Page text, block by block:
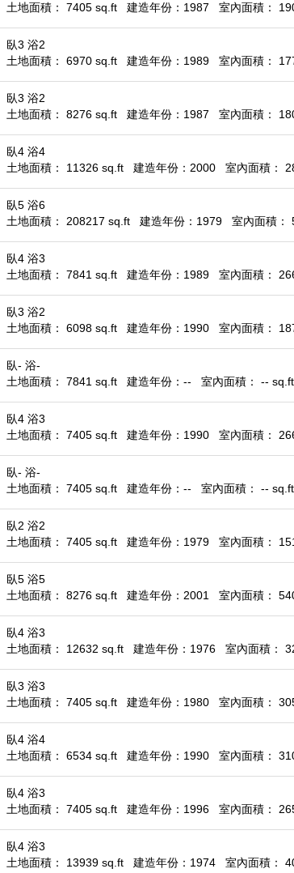
土地面積： 7405 sq.ft
建造年份：1987 室內面積：
臥3 浴2
土地面積： 6970 sq.ft
建造年份：1989 室內面積：
臥3 浴2
土地面積： 8276 sq.ft
建造年份：1987 室內面積：
臥4 浴4
土地面積： 11326 sq.ft
建造年份：2000 室內面積：
臥5 浴6
土地面積： 208217 sq.ft
建造年份：1979 室內面積：
臥4 浴3
土地面積： 7841 sq.ft
建造年份：1989 室內面積：
臥3 浴2
土地面積： 6098 sq.ft
建造年份：1990 室內面積：
臥- 浴-
土地面積： 7841 sq.ft
建造年份：-- 室內面積： -- sq.ft
臥4 浴3
土地面積： 7405 sq.ft
建造年份：1990 室內面積：
臥- 浴-
土地面積： 7405 sq.ft
建造年份：-- 室內面積： -- sq.ft
臥2 浴2
土地面積： 7405 sq.ft
建造年份：1979 室內面積：
臥5 浴5
土地面積： 8276 sq.ft
建造年份：2001 室內面積：
臥4 浴3
土地面積： 12632 sq.ft
建造年份：1976 室內面積：
臥3 浴3
土地面積： 7405 sq.ft
建造年份：1980 室內面積：
臥4 浴4
土地面積： 6534 sq.ft
建造年份：1990 室內面積：
臥4 浴3
土地面積： 7405 sq.ft
建造年份：1996 室內面積：
臥4 浴3
土地面積： 13939 sq.ft
建造年份：1974 室內面積：